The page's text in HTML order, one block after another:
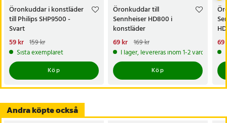
- Funktion: Ersättningskuddar med förbättrad komfort och
ljudisolering
Artikelnummer
Öronkuddar i konstläder
till Philips SHP9500 -
Svart
Nuvarande pris
59 krTidigare pris:
59 kr 159 kr
Sista exemplaret
Köp
Öronkuddar till
Sennheiser HD800 i
konstläder
Nuvarande pris
69 krTidigare pris:169 kr
69 kr 169 kr
I lager, levereras inom 1-2 vardagar
Köp
69
69
Andra köpte också